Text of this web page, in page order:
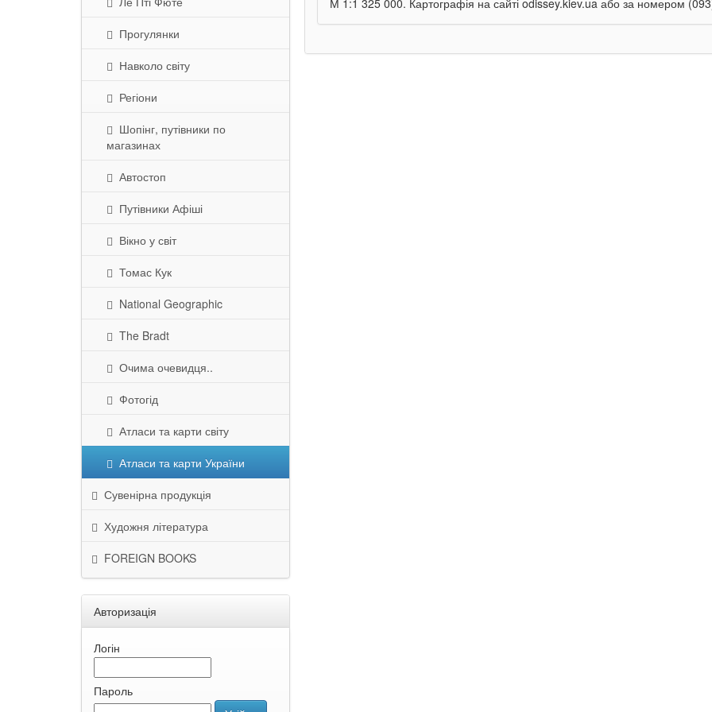
Прогулянки
Навколо світу
Регіони
Шопінг, путівники по
магазинах
Автостоп
Путівники Афіші
Вікно у світ
Томас Кук
National Geographic
The Bradt
Очима очевидця..
Фотогід
Атласи та карти світу
Атласи та карти України
Сувенірна продукція
Художня література
FOREIGN BOOKS
Авторизація
Логін
Пароль
М 1:1 325 000. Картографія на сайті odissey.kiev.ua або за номером